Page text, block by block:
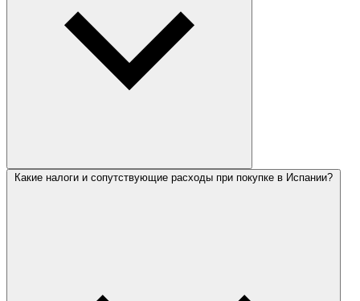
Какие налоги и сопутствующие расходы при покупке в Испании?